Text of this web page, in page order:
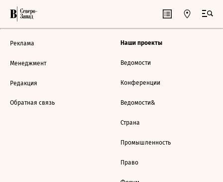
Реклама
Менеджмент
Редакция
Обратная связь
Наши проекты
Ведомости
Конференции
Ведомости&
Страна
Промышленность
Право